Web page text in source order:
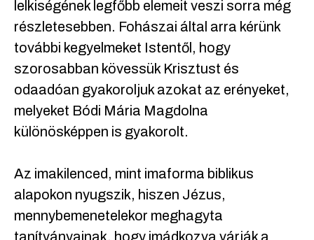
lelkiségének legfőbb elemeit veszi sorra még
részletesebben. Fohászai által arra kérünk
további kegyelmeket Istentől, hogy
szorosabban kövessük Krisztust és
odaadóan gyakoroljuk azokat az erényeket,
melyeket Bódi Mária Magdolna
különösképpen is gyakorolt.
Az imakilenced, mint imaforma biblikus
alapokon nyugszik, hiszen Jézus,
mennybemenetelekor meghagyta
tanítványainak, hogy imádkozva várják a